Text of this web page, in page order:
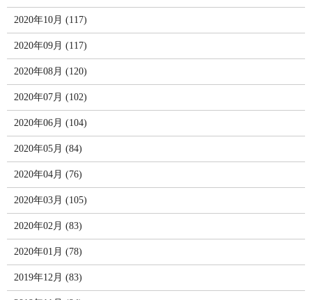
2020年10月 (117)
2020年09月 (117)
2020年08月 (120)
2020年07月 (102)
2020年06月 (104)
2020年05月 (84)
2020年04月 (76)
2020年03月 (105)
2020年02月 (83)
2020年01月 (78)
2019年12月 (83)